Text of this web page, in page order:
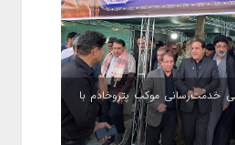
خدمت‌رسانی موکب پتروخادم با